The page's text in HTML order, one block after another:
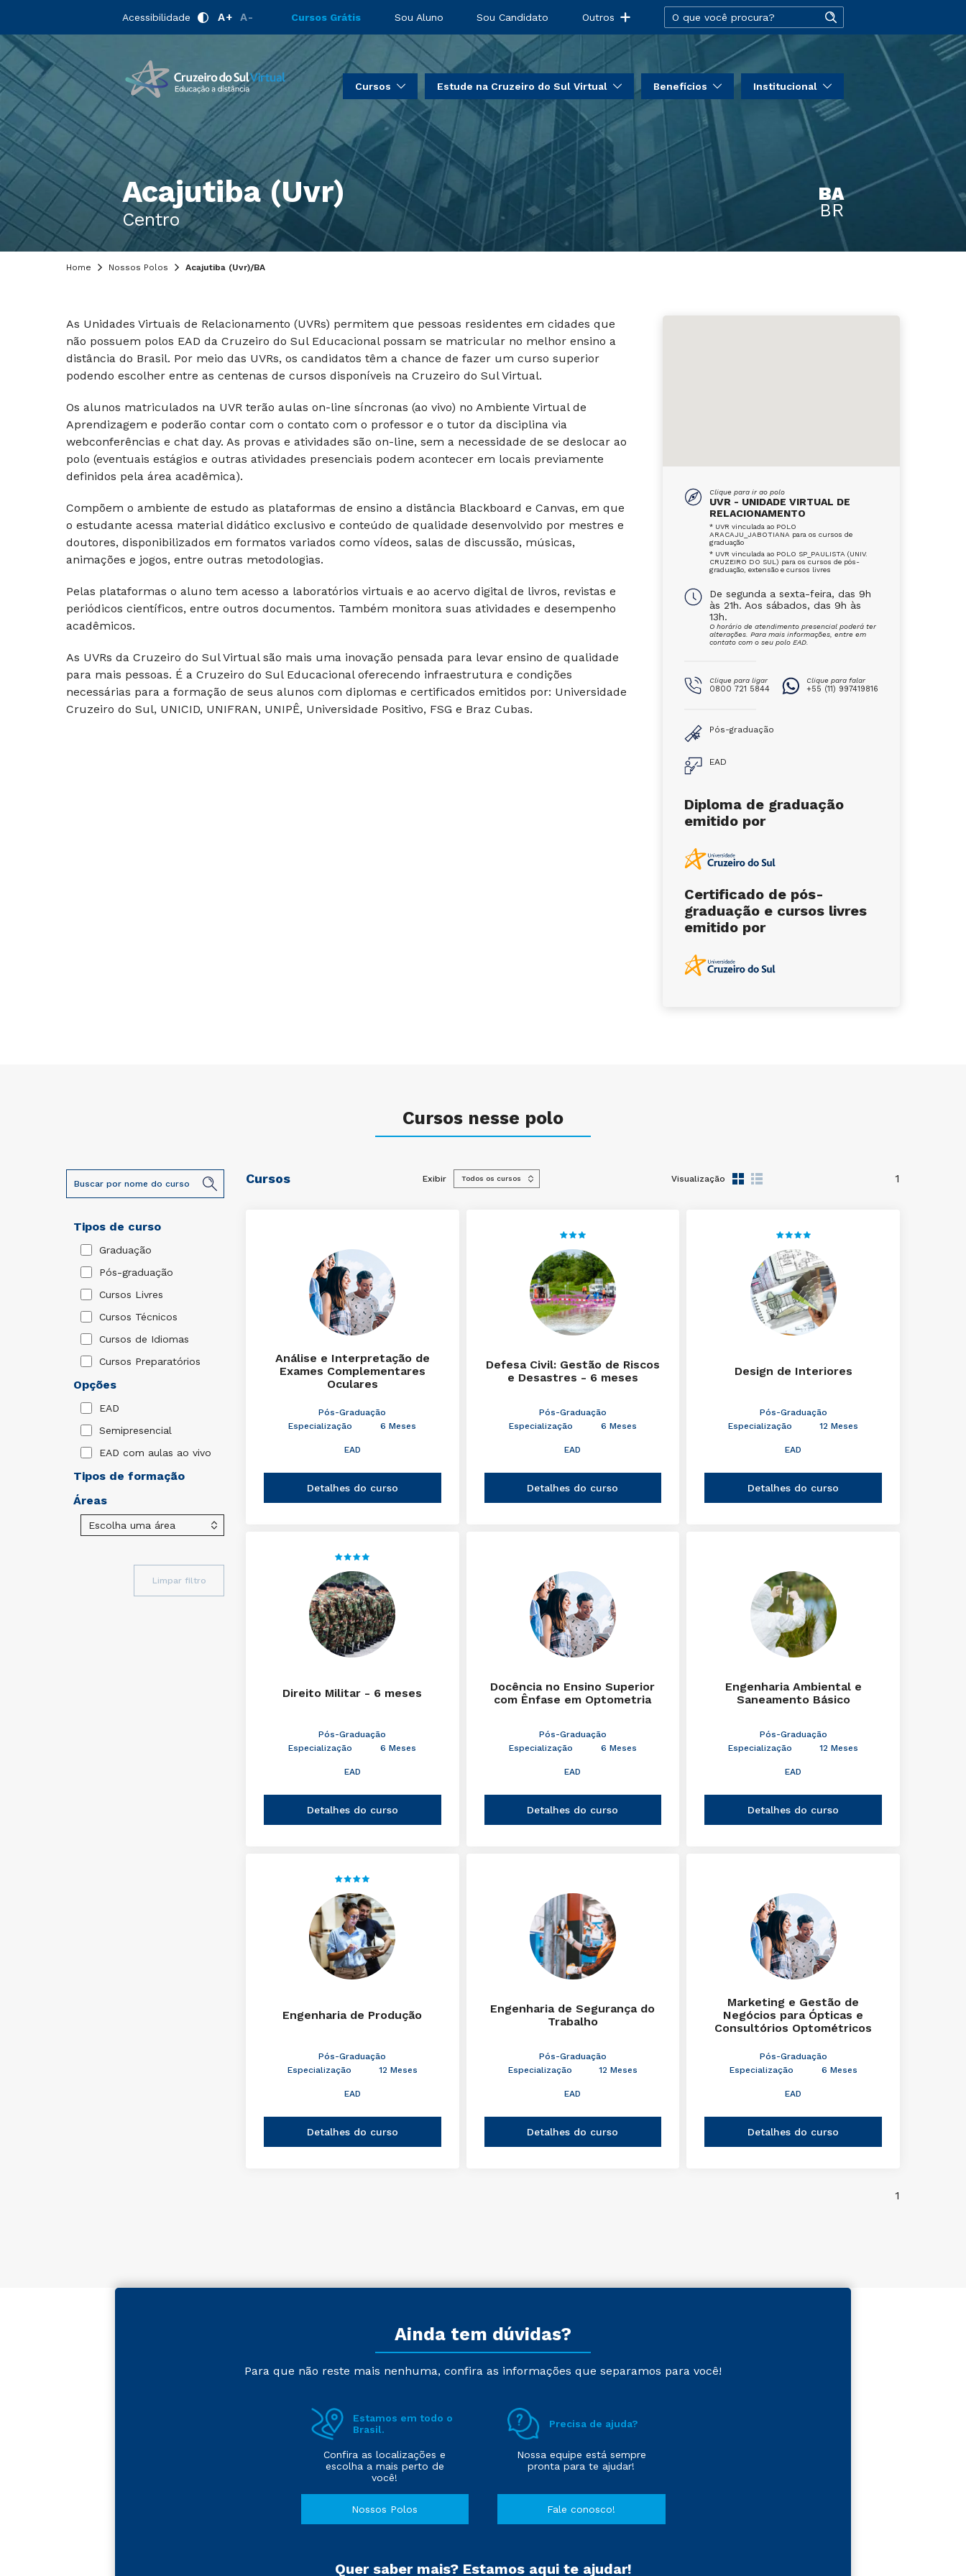
Acessibilidade A+ A- Cursos Grátis Sou Aluno Sou Candidato Outros
Cursos Estude na Cruzeiro do Sul Virtual Benefícios Institucional
Acajutiba (Uvr)
Centro
BA
BR
Home Nossos Polos Acajutiba (Uvr)/BA
As Unidades Virtuais de Relacionamento (UVRs) permitem que pessoas residentes em cidades que
não possuem polos EAD da Cruzeiro do Sul Educacional possam se matricular no melhor ensino a
distância do Brasil. Por meio das UVRs, os candidatos têm a chance de fazer um curso superior
podendo escolher entre as centenas de cursos disponíveis na Cruzeiro do Sul Virtual.
Os alunos matriculados na UVR terão aulas on-line síncronas (ao vivo) no Ambiente Virtual de
Aprendizagem e poderão contar com o contato com o professor e o tutor da disciplina via
webconferências e chat day. As provas e atividades são on-line, sem a necessidade de se deslocar ao
polo (eventuais estágios e outras atividades presenciais podem acontecer em locais previamente
definidos pela área acadêmica).
Compõem o ambiente de estudo as plataformas de ensino a distância Blackboard e Canvas, em que
o estudante acessa material didático exclusivo e conteúdo de qualidade desenvolvido por mestres e
doutores, disponibilizados em formatos variados como vídeos, salas de discussão, músicas,
animações e jogos, entre outras metodologias.
Pelas plataformas o aluno tem acesso a laboratórios virtuais e ao acervo digital de livros, revistas e
periódicos científicos, entre outros documentos. Também monitora suas atividades e desempenho
acadêmicos.
As UVRs da Cruzeiro do Sul Virtual são mais uma inovação pensada para levar ensino de qualidade
para mais pessoas. É a Cruzeiro do Sul Educacional oferecendo infraestrutura e condições
necessárias para a formação de seus alunos com diplomas e certificados emitidos por: Universidade
Cruzeiro do Sul, UNICID, UNIFRAN, UNIPÊ, Universidade Positivo, FSG e Braz Cubas.
Clique para ir ao polo
UVR - UNIDADE VIRTUAL DE
RELACIONAMENTO
* UVR vinculada ao POLO
ARACAJU_JABOTIANA para os cursos de
graduação
* UVR vinculada ao POLO SP_PAULISTA (UNIV.
CRUZEIRO DO SUL) para os cursos de pós-
graduação, extensão e cursos livres
De segunda a sexta-feira, das 9h
às 21h. Aos sábados, das 9h às
13h.
O horário de atendimento presencial poderá ter
alterações. Para mais informações, entre em
contato com o seu polo EAD.
Clique para ligar
0800 721 5844
Clique para falar
+55 (11) 997419816
Pós-graduação
EAD
Diploma de graduação
emitido por
Certificado de pós-
graduação e cursos livres
emitido por
Cursos nesse polo
Tipos de curso
Graduação
Pós-graduação
Cursos Livres
Cursos Técnicos
Cursos de Idiomas
Cursos Preparatórios
Opções
EAD
Semipresencial
EAD com aulas ao vivo
Tipos de formação
Áreas
Limpar filtro
Cursos Exibir Visualização 1
Análise e Interpretação de
Exames Complementares
Oculares
Pós-Graduação
Especialização
6 Meses
EAD
Detalhes do curso
Defesa Civil: Gestão de Riscos
e Desastres - 6 meses
Pós-Graduação
Especialização
6 Meses
EAD
Detalhes do curso
Design de Interiores
Pós-Graduação
Especialização
12 Meses
EAD
Detalhes do curso
Direito Militar - 6 meses
Pós-Graduação
Especialização
6 Meses
EAD
Detalhes do curso
Docência no Ensino Superior
com Ênfase em Optometria
Pós-Graduação
Especialização
6 Meses
EAD
Detalhes do curso
Engenharia Ambiental e
Saneamento Básico
Pós-Graduação
Especialização
12 Meses
EAD
Detalhes do curso
Engenharia de Produção
Pós-Graduação
Especialização
12 Meses
EAD
Detalhes do curso
Engenharia de Segurança do
Trabalho
Pós-Graduação
Especialização
12 Meses
EAD
Detalhes do curso
Marketing e Gestão de
Negócios para Ópticas e
Consultórios Optométricos
Pós-Graduação
Especialização
6 Meses
EAD
Detalhes do curso
1
Ainda tem dúvidas?
Para que não reste mais nenhuma, confira as informações que separamos para você!
Estamos em todo o
Brasil.
Confira as localizações e
escolha a mais perto de
você!
Nossos Polos
Precisa de ajuda?
Nossa equipe está sempre
pronta para te ajudar!
Fale conosco!
Quer saber mais? Estamos aqui te ajudar!